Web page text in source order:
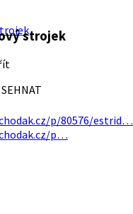
strojek
p/80576/estrid…
p…